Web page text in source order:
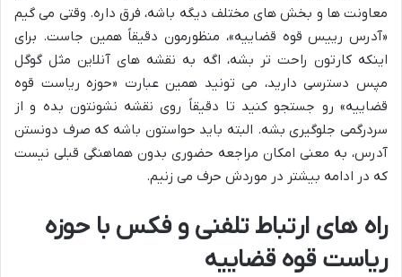
معاونت ها و بخش های مختلف دیگه باشه، فرق داره. وقتی می گیم
«آدرس رییس قوه قضاییه»، منظورمون دقیقاً همین جاست. برای
اینکه کارتون راحت تر بشه، اگه به نقشه های آنلاین مثل گوگل
مپس دسترسی دارید، می تونید همین عبارت «حوزه ریاست قوه
قضاییه» رو جستجو کنید تا دقیقاً روی نقشه نشونتون بده و از
سردرگمی جلوگیری بشه. البته باید حواستون باشه که صرف دونستن
آدرس، به معنی امکان مراجعه حضوری بدون هماهنگی قبلی نیست
که در ادامه بیشتر در موردش حرف می زنیم.
راه های ارتباط تلفنی و فکس با حوزه
ریاست قوه قضاییه